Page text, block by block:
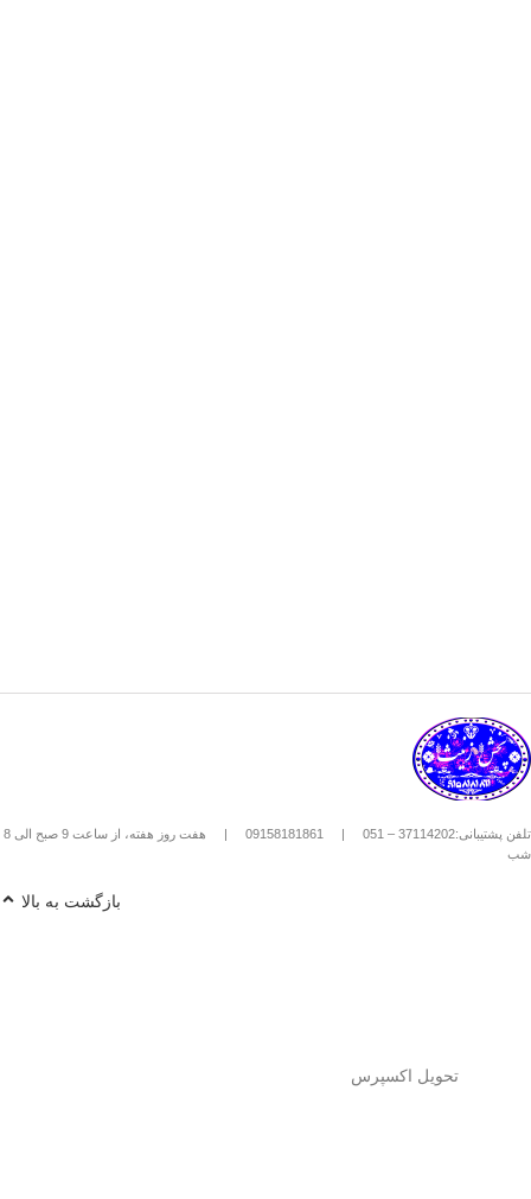
تلفن پشتیبانی:37114202 – 051 |
09158181861
|
هفت روز هفته، از ساعت 9 صبح الی 8
شب
بازگشت به بالا
تحویل اکسپرس